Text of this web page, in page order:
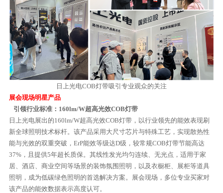
日上光电COB灯带吸引专业观众的关注
展会现场明星产品
引领行业标准：160lm/W超高光效COB灯带
日上光电展出的160lm/W超高光效COB灯带，以行业领先的能效表现刷
新全球照明技术标杆。该产品采用大尺寸芯片与特殊工艺，实现散热性
能与光效的双重突破，ErP能效等级达D级，较常规COB灯带节能高达
37%，且提供5年超长质保。其线性发光均匀连续、无光点，适用于家
居、酒店、商业空间等场景的装饰氛围照明，以及衣橱柜、展柜等道具
照明，成为低碳绿色照明的首选解决方案。展会现场，多位专业买家对
该产品的能效数据表示高度认可。